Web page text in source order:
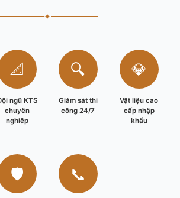
✦
📐
ngũ KTS
chuyên
nghiệp
🔍
Giám sát thi
công 24/7
💎
Vật liệu cao
cấp nhập
khẩu
🛡️ 📞